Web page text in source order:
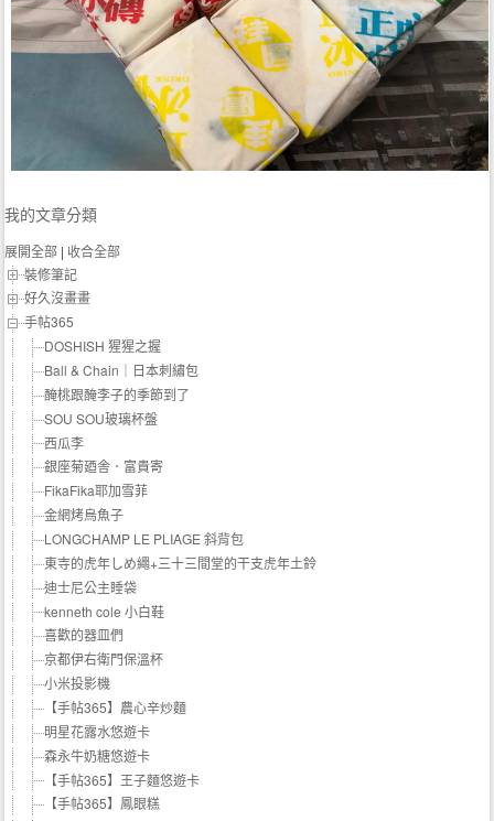
我的文章分類
展開全部 | 收合全部
裝修筆記
好久沒畫畫
手帖365
DOSHISH 猩猩之握
Ball & Chain｜日本刺繡包
醃桃跟醃李子的季節到了
SOU SOU玻璃杯盤
西瓜李
銀座菊廼舎．富貴寄
FikaFika耶加雪菲
金網烤烏魚子
LONGCHAMP LE PLIAGE 斜背包
東寺的虎年しめ繩+三十三間堂的干支虎年土鈴
迪士尼公主睡袋
kenneth cole 小白鞋
喜歡的器皿們
京都伊右衛門保溫杯
小米投影機
【手帖365】農心辛炒麵
明星花露水悠遊卡
森永牛奶糖悠遊卡
【手帖365】王子麵悠遊卡
【手帖365】鳳眼糕